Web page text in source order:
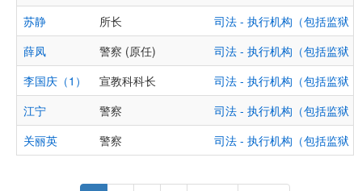
苏静
所长
司法 - 执行机构（包括监狱
薛凤
警察 (原任)
司法 - 执行机构（包括监狱
李国庆（1）
宣教科科长
司法 - 执行机构（包括监狱
江宁
警察
司法 - 执行机构（包括监狱
关丽英
警察 司法 - 执行机构（包括监狱
Pagination